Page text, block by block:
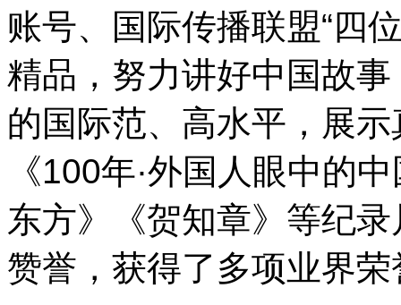
账号、国际传播联盟“四
精品，努力讲好中国故
的国际范、高水平，展
《100年·外国人眼中的
东方》《贺知章》等纪
赞誉，获得了多项业界荣